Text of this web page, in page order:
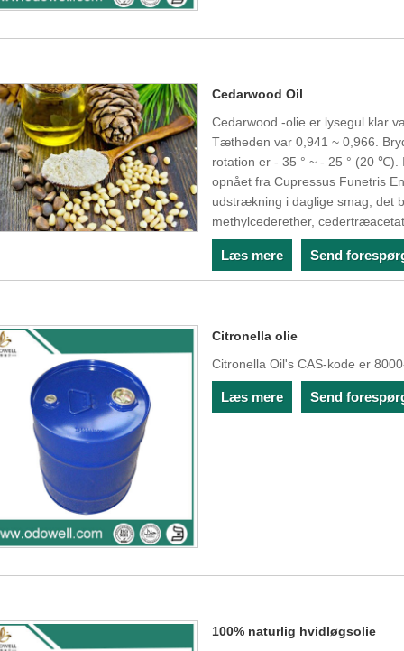
Cedarwood Oil
Cedarwood -olie er lysegul klar
Tætheden var 0,941 ~ 0,966.
rotation er - 35 ° ~ - 25 ° (20 ℃).
opnået fra Cupressus Funetris
udstrækning i daglige smag, det
methylcederether,
Læs mere Send
Citronella olie
Citronella Oil's CAS-kode er
Læs mere Send
100% naturlig hvidløgsolie